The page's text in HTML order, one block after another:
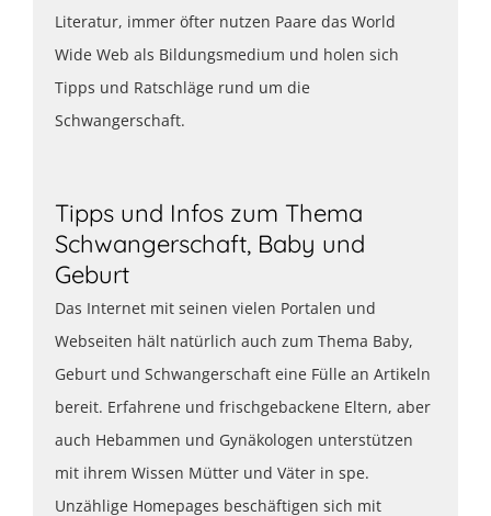
Literatur, immer öfter nutzen Paare das World
Wide Web als Bildungsmedium und holen sich
Tipps und Ratschläge rund um die
Schwangerschaft.
Tipps und Infos zum Thema
Schwangerschaft, Baby und
Geburt
Das Internet mit seinen vielen Portalen und
Webseiten hält natürlich auch zum Thema Baby,
Geburt und Schwangerschaft eine Fülle an Artikeln
bereit. Erfahrene und frischgebackene Eltern, aber
auch Hebammen und Gynäkologen unterstützen
mit ihrem Wissen Mütter und Väter in spe.
Unzählige Homepages beschäftigen sich mit